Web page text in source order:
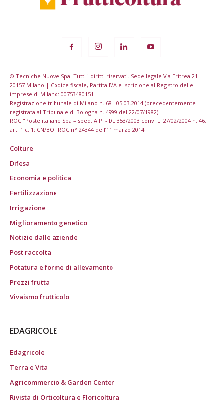
© Tecniche Nuove Spa. Tutti i diritti riservati. Sede legale Via Eritrea 21 -
20157 Milano | Codice fiscale, Partita IVA e Iscrizione al Registro delle
imprese di Milano: 00753480151
Registrazione tribunale di Milano n. 68 - 05.03.2014 (precedentemente
registrata al Tribunale di Bologna n. 4999 del 22/07/1982)
ROC "Poste italiane Spa – sped. A.P. - DL 353/2003 conv. L. 27/02/2004 n. 46,
art. 1 c. 1: CN/BO" ROC n° 24344 dell’11 marzo 2014
Colture
Difesa
Economia e politica
Fertilizzazione
Irrigazione
Miglioramento genetico
Notizie dalle aziende
Post raccolta
Potatura e forme di allevamento
Prezzi frutta
Vivaismo frutticolo
EDAGRICOLE
Edagricole
Terra e Vita
Agricommercio & Garden Center
Rivista di Orticoltura e Floricoltura